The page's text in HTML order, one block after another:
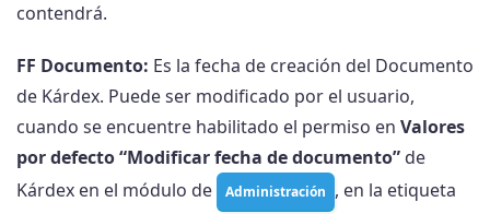
contendrá.
FF Documento: Es la fecha de creación del Documento
de Kárdex. Puede ser modificado por el usuario,
cuando se encuentre habilitado el permiso en Valores
por defecto“Modificar fecha de documento” de
Kárdex en el módulo de
Administración , en la etiqueta